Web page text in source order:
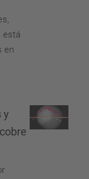
está
en
y